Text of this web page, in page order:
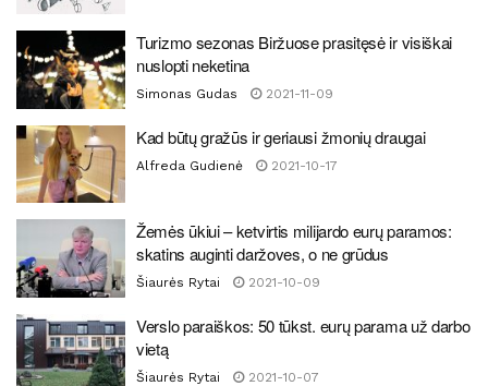
Turizmo sezonas Biržuose prasitęsė ir visiškai
nuslopti neketina
Simonas Gudas 2021-11-09
Kad būtų gražūs ir geriausi žmonių draugai
Alfreda Gudienė 2021-10-17
Žemės ūkiui – ketvirtis milijardo eurų paramos:
skatins auginti daržoves, o ne grūdus
Šiaurės Rytai 2021-10-09
Verslo paraiškos: 50 tūkst. eurų parama už darbo
vietą
Šiaurės Rytai 2021-10-07